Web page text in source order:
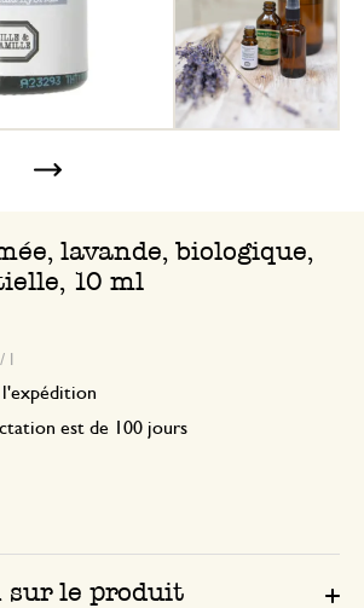
lavande, biologique,
10 ml
l'expédition
est de 100 jours
le produit